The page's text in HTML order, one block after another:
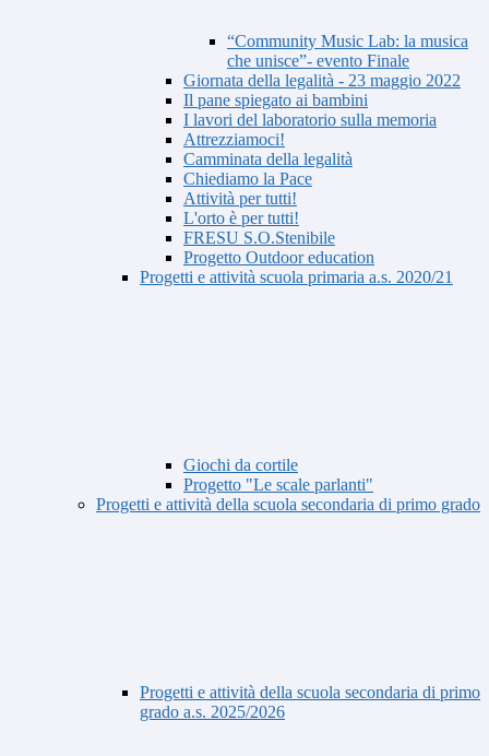
“Community Music Lab: la musica
che unisce”- evento Finale
Giornata della legalità - 23 maggio 2022
Il pane spiegato ai bambini
I lavori del laboratorio sulla memoria
Attrezziamoci!
Camminata della legalità
Chiediamo la Pace
Attività per tutti!
L'orto è per tutti!
FRESU S.O.Stenibile
Progetto Outdoor education
Progetti e attività scuola primaria a.s. 2020/21
Giochi da cortile
Progetto "Le scale parlanti"
Progetti e attività della scuola secondaria di primo grado
Progetti e attività della scuola secondaria di primo
grado a.s. 2025/2026